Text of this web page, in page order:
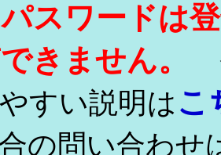
スワードは
きません。
すい説明はこ
の問い合わせ